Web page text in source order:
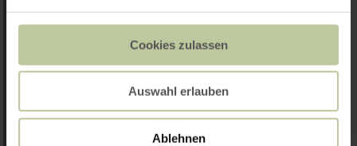
Cookies zulassen
Auswahl erlauben
Ablehnen